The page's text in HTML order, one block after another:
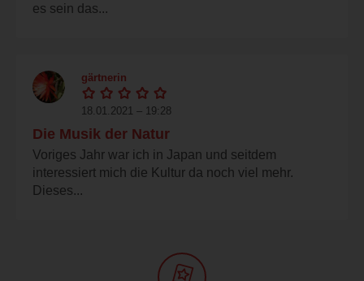
es sein das...
gärtnerin
18.01.2021 – 19:28
Die Musik der Natur
Voriges Jahr war ich in Japan und seitdem
interessiert mich die Kultur da noch viel mehr.
Dieses...